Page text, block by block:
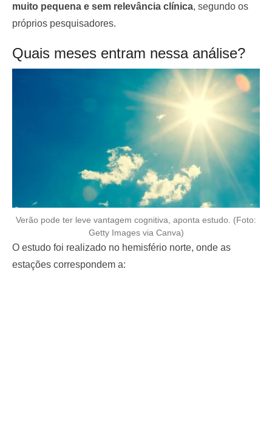
muito pequena e sem relevância clínica, segundo os
próprios pesquisadores.
Quais meses entram nessa análise?
Verão pode ter leve vantagem cognitiva, aponta estudo. (Foto:
Getty Images via Canva)
O estudo foi realizado no hemisfério norte, onde as
estações correspondem a: